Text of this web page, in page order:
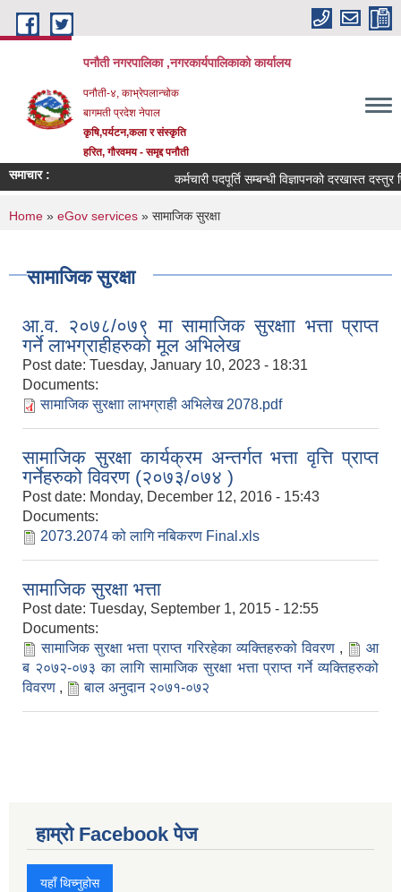
Skip to main content
पनौती नगरपालिका ,नगरकार्यपालिकाको कार्यालय
पनौती-४, काभ्रेपलान्चोक
बागमती प्रदेश नेपाल
कृषि,पर्यटन,कला र संस्कृति
हरित, गौरवमय - समृद्द पनौती
समाचार : कर्मचारी पदपूर्ति सम्बन्धी विज्ञापनको दरखास्त दस्तुर
You are here
Home » eGov services » सामाजिक सुरक्षा
सामाजिक सुरक्षा
आ‍.व. २०७८/०७९ मा सामाजिक सुरक्षाा भत्ता प्राप्त
गर्ने लाभग्राहीहरुकाे मूल अभिलेख
Post date: Tuesday, January 10, 2023 - 18:31
Documents:
सामाजिक सुरक्षाा लाभग्राही अभिलेख 2078.pdf
सामाजिक सुरक्षा कार्यक्रम अन्तर्गत भत्ता वृत्ति प्राप्त
गर्नेहरुको विवरण (२०७३/०७४ )
Post date: Monday, December 12, 2016 - 15:43
Documents:
2073.2074 को लागि नबिकरण Final.xls
सामाजिक सुरक्षा भत्ता
Post date: Tuesday, September 1, 2015 - 12:55
Documents:
सामाजिक सुरक्षा भत्ता प्राप्त गरिरहेका व्यक्तिहरुको विवरण ,
आ
ब २०७२-०७३ का लागि सामाजिक सुरक्षा भत्ता प्राप्त गर्ने व्यक्तिहरुको
विवरण , बाल अनुदान २०७१-०७२
हाम्रो Facebook पेज
यहाँ थिच्नुहोस